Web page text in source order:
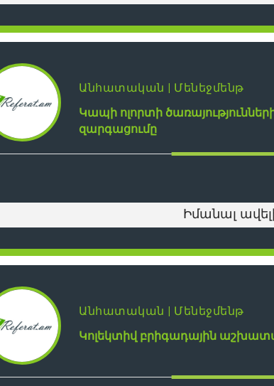
Անհատական | Մենեջմենթ
Կապի ոլորտի
զարգացումը
Իմանալ
Անհատական | Մենեջմենթ
Կոլեկտիվ բրիգադային